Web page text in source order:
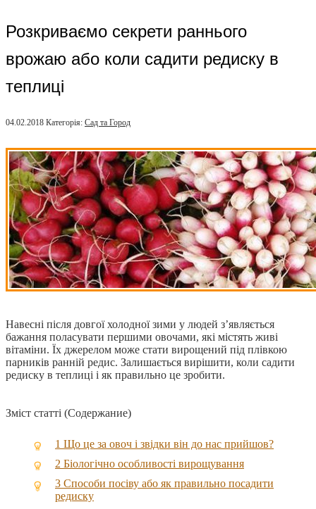
Розкриваємо секрети раннього
врожаю або коли садити редиску в
теплиці
04.02.2018 Категорія: Сад та Город
Навесні після довгої холодної зими у людей з’являється
бажання поласувати першими овочами, які містять живі
вітаміни. Їх джерелом може стати вирощений під плівкою
парників ранній редис. Залишається вирішити, коли садити
редиску в теплиці і як правильно це зробити.
Зміст статті (Содержание)
1 Що це за овоч і звідки він до нас прийшов?
2 Біологічно особливості вирощування
3 Способи посіву або як правильно посадити
редиску